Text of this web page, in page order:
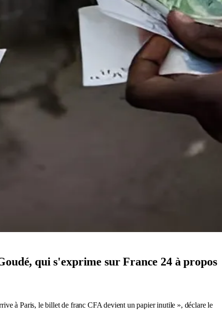
qui s'exprime sur France 24 à propos
à Paris, le billet de franc CFA devient un papier inutile », déclare le